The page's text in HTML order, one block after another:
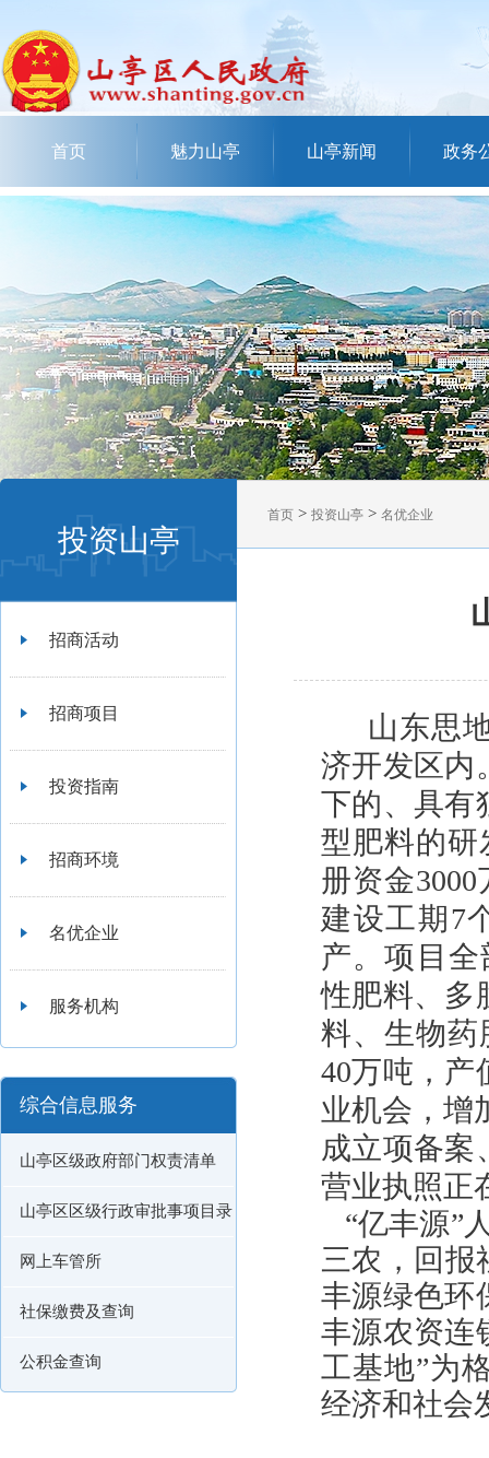
首页 魅力山亭 山亭新闻 政务
投资山亭
招商活动
招商项目
投资指南
招商环境
名优企业
服务机构
综合信息服务
山亭区级政府部门权责清单
山亭区区级行政审批事项目录
网上车管所
社保缴费及查询
公积金查询
首页 > 投资山亭 > 名优企业
山东思
济开发区内
下的、具有
型肥料的研
册资金
建设工期7
产。项目
性肥料、多
料、生物药
40万吨，产
业机会，增
成立项备案
营业执照正
“亿丰源”
三农，回报
丰源绿色环
丰源农资连
工基地”为
经济和社会